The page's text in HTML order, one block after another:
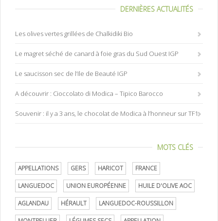
DERNIÈRES ACTUALITÉS
Les olives vertes grillées de Chalkidiki Bio
Le magret séché de canard à foie gras du Sud Ouest IGP
Le saucisson sec de l’Ile de Beauté IGP
A découvrir : Cioccolato di Modica – Tipico Barocco
Souvenir : il y a 3 ans, le chocolat de Modica à l’honneur sur TF1
MOTS CLÉS
APPELLATIONS GERS HARICOT FRANCE
LANGUEDOC UNION EUROPÉENNE HUILE D'OLIVE AOC
AGLANDAU HÉRAULT LANGUEDOC-ROUSSILLON